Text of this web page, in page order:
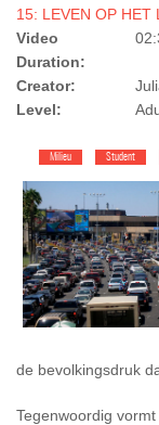
15: LEVEN OP HET
Video
Duration:
Creator:
Level:
Milieu Student
de bevolkingsdruk
Tegenwoordig vormt